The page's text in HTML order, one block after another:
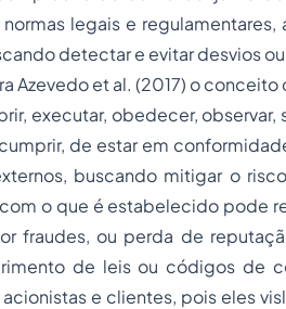
legais e
detectar e evitar desvios
Azevedo et al. (2017) o conceito
executar, obedecer, observar,
de estar em
buscando mitigar o
o que é estabelecido pode
fraudes, ou perda de
de leis ou códigos de
e clientes, pois eles